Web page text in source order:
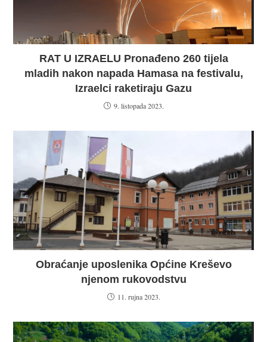
RAT U IZRAELU Pronađeno 260 tijela
mladih nakon napada Hamasa na festivalu,
Izraelci raketiraju Gazu
9. listopada 2023.
Obraćanje uposlenika Općine Kreševo
njenom rukovodstvu
11. rujna 2023.